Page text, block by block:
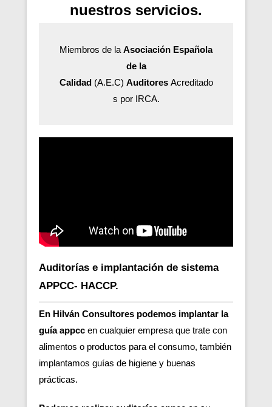
nuestros servicios.
Miembros de la Asociación Española
de la
Calidad(A.E.C) AuditoresAcreditado
s por IRCA.
Auditorías e implantación de sistema
APPCC- HACCP.
En Hilván Consultores podemos implantar la
guía appcc en cualquier empresa que trate con
alimentos o productos para el consumo, también
implantamos guías de higiene y buenas
prácticas.